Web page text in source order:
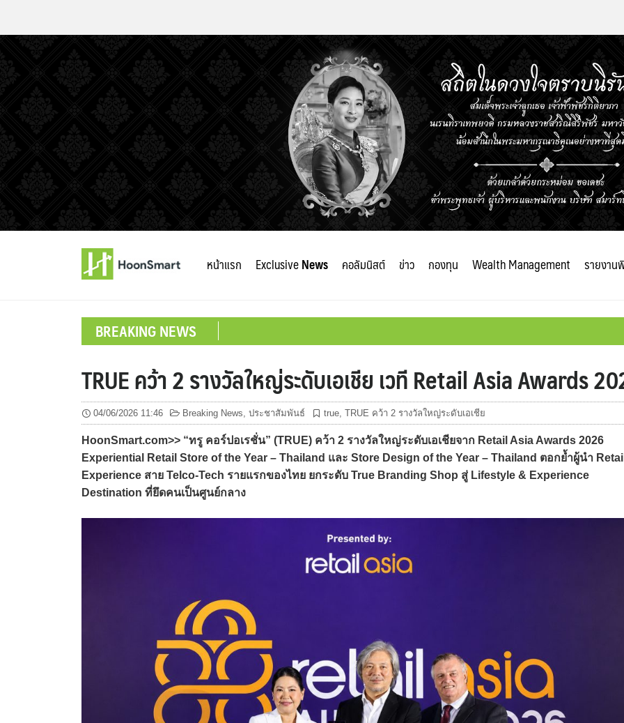
หน้าแรก ExclusiveNews คอลัมนิสต์ ข่าว กองทุน Wealth Management รายงาน
BREAKING NEWS
TRUE คว้า 2 รางวัลใหญ่ระดับเอเชีย เวที Retail Asia Awards
04/06/2026 11:46 Breaking News, ประชาสัมพันธ์ true, TRUE คว้า 2 รางวัลใหญ่ระดับเอเชีย
HoonSmart.com>> “ทรู คอร์ปอเรชั่น” (TRUE) คว้า 2 รางวัลใหญ่ระดับเอเชียจาก Retail Asia Awards 2026
Experiential Retail Store of the Year – Thailand และ Store Design of the Year – Thailand ตอกย้ำผู้นำ Retail
Experience สาย Telco-Tech รายแรกของไทย ยกระดับ True Branding Shop สู่ Lifestyle & Experience
Destination ที่ยึดคนเป็นศูนย์กลาง